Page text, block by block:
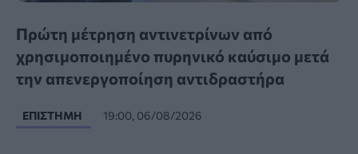
Πρώτη μέτρηση αντινετρίνων από
χρησιμοποιημένο πυρηνικό καύσιμο μετά
την απενεργοποίηση αντιδραστήρα
ΕΠΙΣΤΉΜΗ 19:00, 06/08/2026